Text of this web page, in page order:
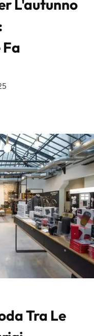
L'autunno
Tra Le